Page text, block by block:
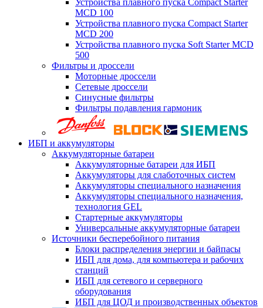
Устройства плавного пуска Compact Starter
MCD 100
Устройства плавного пуска Compact Starter
MCD 200
Устройства плавного пуска Soft Starter MCD
500
Фильтры и дроссели
Моторные дроссели
Сетевые дроссели
Синусные фильтры
Фильтры подавления гармоник
ИБП и аккумуляторы
Аккумуляторные батареи
Аккумуляторные батареи для ИБП
Аккумуляторы для слаботочных систем
Аккумуляторы специального назначения
Аккумуляторы специального назначения,
технология GEL
Стартерные аккумуляторы
Универсальные аккумуляторные батареи
Источники бесперебойного питания
Блоки распределения энергии и байпасы
ИБП для дома, для компьютера и рабочих
станций
ИБП для сетевого и серверного
оборудования
ИБП для ЦОД и производственных объектов